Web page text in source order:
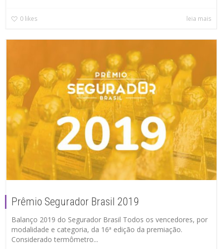
0 likes leia mais
Prêmio Segurador Brasil 2019
Balanço 2019 do Segurador Brasil Todos os vencedores, por
modalidade e categoria, da 16ª edição da premiação.
Considerado termômetro...